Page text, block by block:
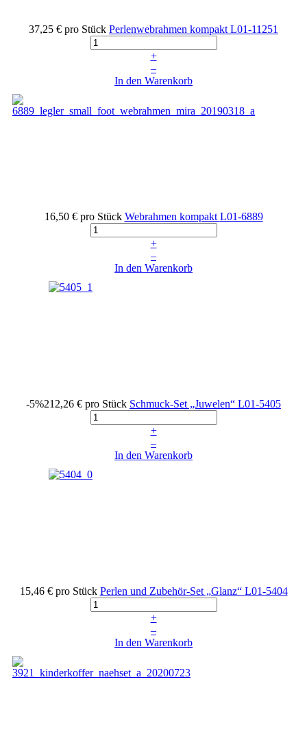
37,25 € pro Stück Perlenwebrahmen kompakt L01-11251
+
–
In den Warenkorb
16,50 € pro Stück Webrahmen kompakt L01-6889
+
–
In den Warenkorb
-5%212,26 € pro Stück Schmuck-Set „Juwelen“ L01-5405
+
–
In den Warenkorb
15,46 € pro Stück Perlen und Zubehör-Set „Glanz“ L01-5404
+
–
In den Warenkorb